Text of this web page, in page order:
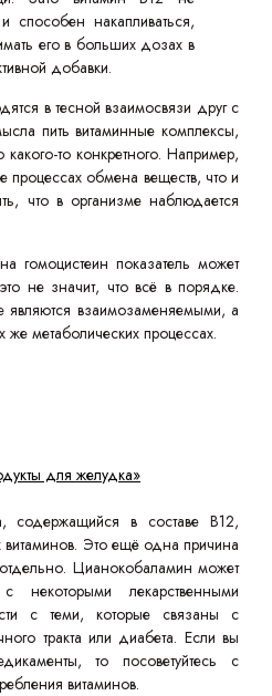
способен накапливаться,
его в больших дозах в
добавки.
в тесной взаимосвязи друг с
пить витаминные комплексы,
какого-то конкретного. Например,
процессах обмена веществ, что и
что в организме наблюдается
гомоцистеин показатель может
не значит, что всё в порядке.
взаимозаменяемыми, а
же метаболических процессах.
для желудка»
содержащийся в составе B12,
витаминов. Это ещё одна причина
Цианокобаламин может
лекарственными
с теми, которые связаны с
тракта или диабета. Если вы
то посоветуйтесь с
витаминов.